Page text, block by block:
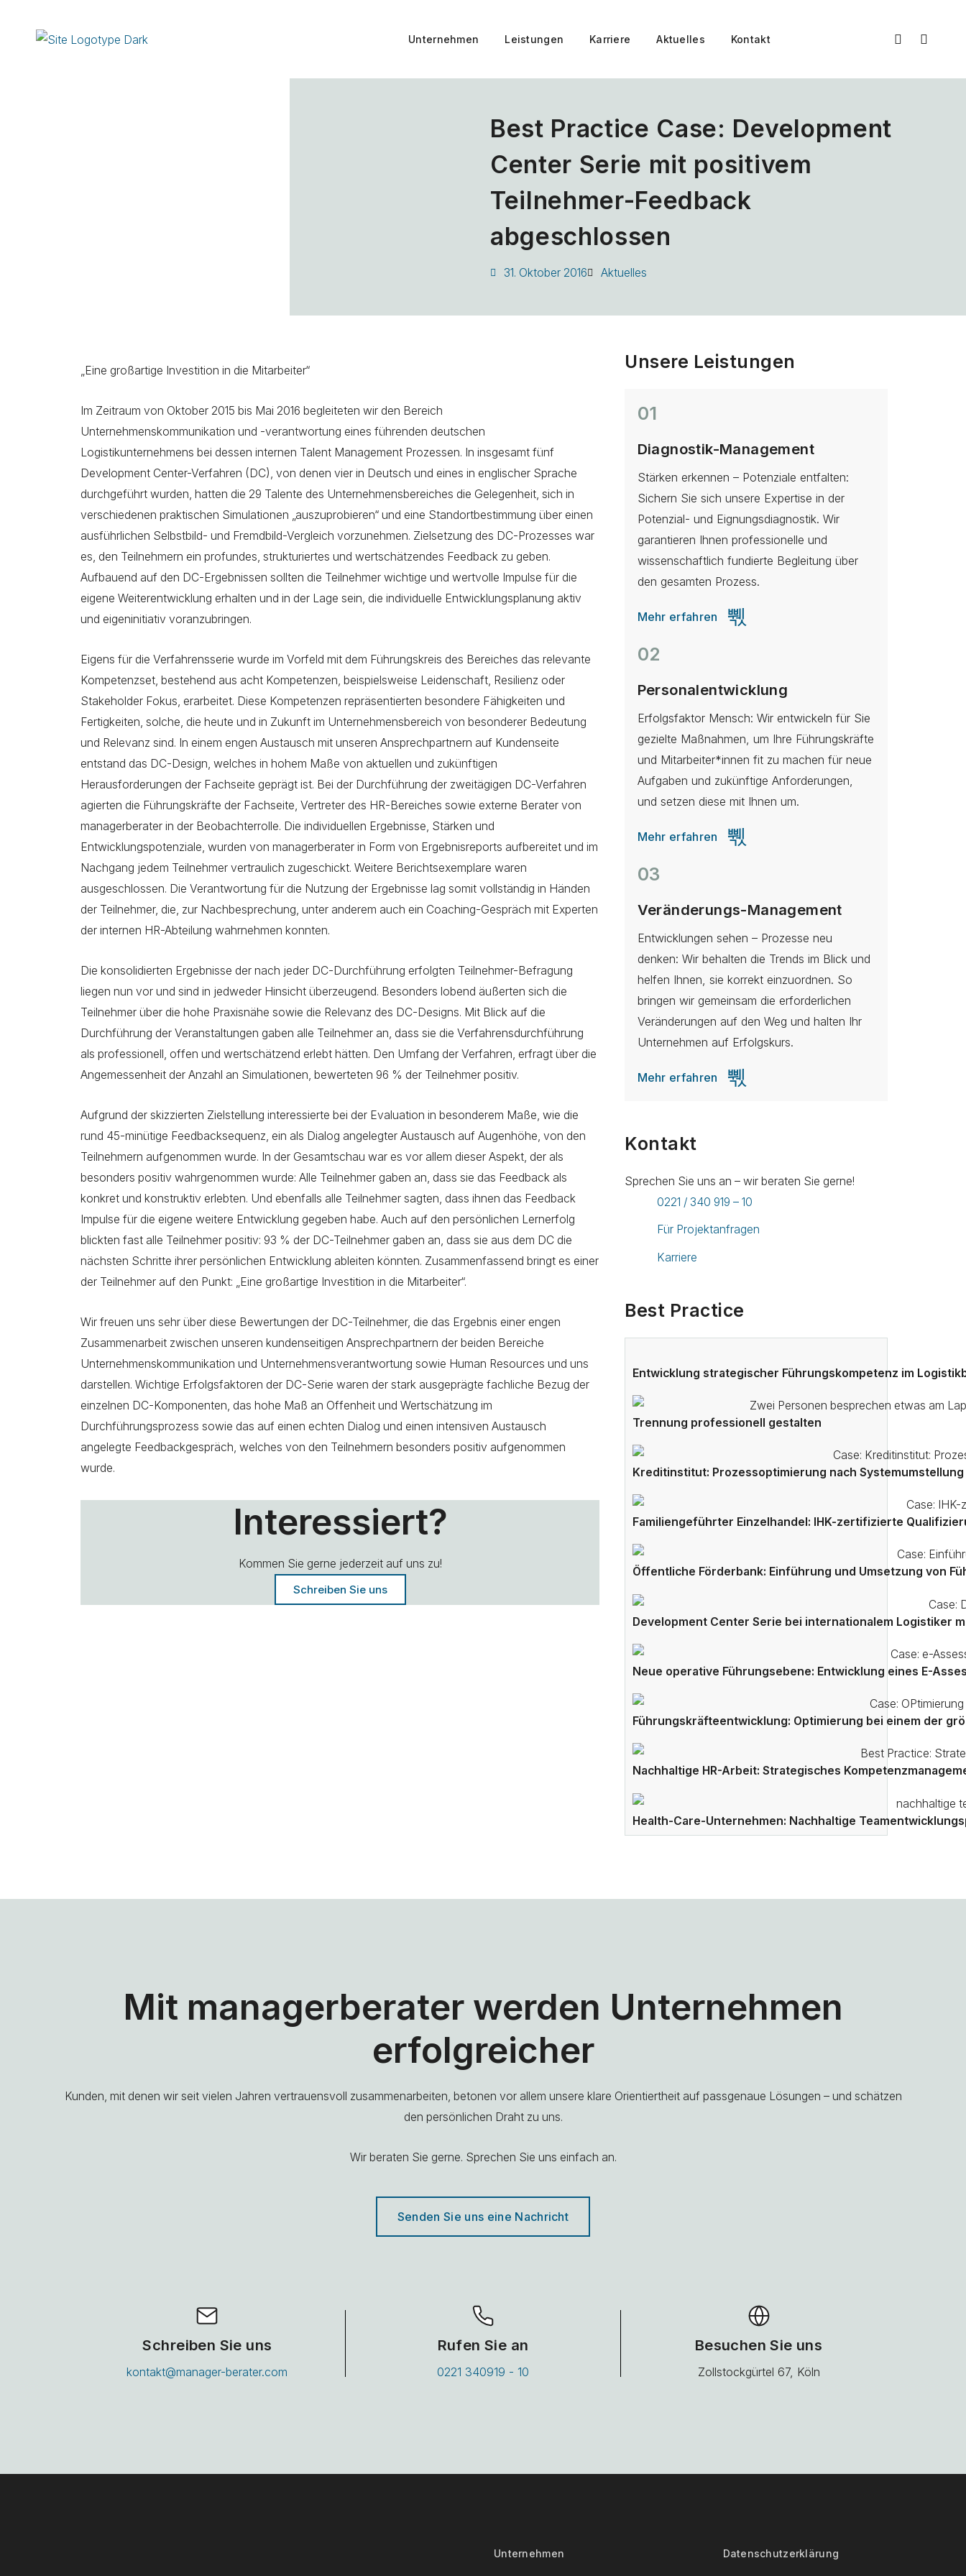
Unternehmen Leistungen Karriere Aktuelles Kontakt
Best Practice Case: Development
Center Serie mit positivem
Teilnehmer-Feedback
abgeschlossen
31. Oktober 2016 Aktuelles
„Eine großartige Investition in die Mitarbeiter“
Im Zeitraum von Oktober 2015 bis Mai 2016 begleiteten wir den Bereich
Unternehmenskommunikation und -verantwortung eines führenden deutschen
Logistikunternehmens bei dessen internen Talent Management Prozessen. In insgesamt fünf
Development Center-Verfahren (DC), von denen vier in Deutsch und eines in englischer Sprache
durchgeführt wurden, hatten die 29 Talente des Unternehmensbereiches die Gelegenheit, sich in
verschiedenen praktischen Simulationen „auszuprobieren“ und eine Standortbestimmung über einen
ausführlichen Selbstbild- und Fremdbild-Vergleich vorzunehmen. Zielsetzung des DC-Prozesses war
es, den Teilnehmern ein profundes, strukturiertes und wertschätzendes Feedback zu geben.
Aufbauend auf den DC-Ergebnissen sollten die Teilnehmer wichtige und wertvolle Impulse für die
eigene Weiterentwicklung erhalten und in der Lage sein, die individuelle Entwicklungsplanung aktiv
und eigeninitiativ voranzubringen.
Eigens für die Verfahrensserie wurde im Vorfeld mit dem Führungskreis des Bereiches das relevante
Kompetenzset, bestehend aus acht Kompetenzen, beispielsweise Leidenschaft, Resilienz oder
Stakeholder Fokus, erarbeitet. Diese Kompetenzen repräsentierten besondere Fähigkeiten und
Fertigkeiten, solche, die heute und in Zukunft im Unternehmensbereich von besonderer Bedeutung
und Relevanz sind. In einem engen Austausch mit unseren Ansprechpartnern auf Kundenseite
entstand das DC-Design, welches in hohem Maße von aktuellen und zukünftigen
Herausforderungen der Fachseite geprägt ist. Bei der Durchführung der zweitägigen DC-Verfahren
agierten die Führungskräfte der Fachseite, Vertreter des HR-Bereiches sowie externe Berater von
managerberater in der Beobachterrolle. Die individuellen Ergebnisse, Stärken und
Entwicklungspotenziale, wurden von managerberater in Form von Ergebnisreports aufbereitet und im
Nachgang jedem Teilnehmer vertraulich zugeschickt. Weitere Berichtsexemplare waren
ausgeschlossen. Die Verantwortung für die Nutzung der Ergebnisse lag somit vollständig in Händen
der Teilnehmer, die, zur Nachbesprechung, unter anderem auch ein Coaching-Gespräch mit Experten
der internen HR-Abteilung wahrnehmen konnten.
Die konsolidierten Ergebnisse der nach jeder DC-Durchführung erfolgten Teilnehmer-Befragung
liegen nun vor und sind in jedweder Hinsicht überzeugend. Besonders lobend äußerten sich die
Teilnehmer über die hohe Praxisnähe sowie die Relevanz des DC-Designs. Mit Blick auf die
Durchführung der Veranstaltungen gaben alle Teilnehmer an, dass sie die Verfahrensdurchführung
als professionell, offen und wertschätzend erlebt hätten. Den Umfang der Verfahren, erfragt über die
Angemessenheit der Anzahl an Simulationen, bewerteten 96 % der Teilnehmer positiv.
Aufgrund der skizzierten Zielstellung interessierte bei der Evaluation in besonderem Maße, wie die
rund 45-minütige Feedbacksequenz, ein als Dialog angelegter Austausch auf Augenhöhe, von den
Teilnehmern aufgenommen wurde. In der Gesamtschau war es vor allem dieser Aspekt, der als
besonders positiv wahrgenommen wurde: Alle Teilnehmer gaben an, dass sie das Feedback als
konkret und konstruktiv erlebten. Und ebenfalls alle Teilnehmer sagten, dass ihnen das Feedback
Impulse für die eigene weitere Entwicklung gegeben habe. Auch auf den persönlichen Lernerfolg
blickten fast alle Teilnehmer positiv: 93 % der DC-Teilnehmer gaben an, dass sie aus dem DC die
nächsten Schritte ihrer persönlichen Entwicklung ableiten könnten. Zusammenfassend bringt es einer
der Teilnehmer auf den Punkt: „Eine großartige Investition in die Mitarbeiter“.
Wir freuen uns sehr über diese Bewertungen der DC-Teilnehmer, die das Ergebnis einer engen
Zusammenarbeit zwischen unseren kundenseitigen Ansprechpartnern der beiden Bereiche
Unternehmenskommunikation und Unternehmensverantwortung sowie Human Resources und uns
darstellen. Wichtige Erfolgsfaktoren der DC-Serie waren der stark ausgeprägte fachliche Bezug der
einzelnen DC-Komponenten, das hohe Maß an Offenheit und Wertschätzung im
Durchführungsprozess sowie das auf einen echten Dialog und einen intensiven Austausch
angelegte Feedbackgespräch, welches von den Teilnehmern besonders positiv aufgenommen
wurde.
Interessiert?
Kommen Sie gerne jederzeit auf uns zu!
Schreiben Sie uns
Unsere Leistungen
01
Diagnostik-Management
Stärken erkennen – Potenziale entfalten:
Sichern Sie sich unsere Expertise in der
Potenzial- und Eignungsdiagnostik. Wir
garantieren Ihnen professionelle und
wissenschaftlich fundierte Begleitung über
den gesamten Prozess.
Mehr erfahren
02
Personalentwicklung
Erfolgsfaktor Mensch: Wir entwickeln für Sie
gezielte Maßnahmen, um Ihre Führungskräfte
und Mitarbeiter*innen fit zu machen für neue
Aufgaben und zukünftige Anforderungen,
und setzen diese mit Ihnen um.
Mehr erfahren
03
Veränderungs-Management
Entwicklungen sehen – Prozesse neu
denken: Wir behalten die Trends im Blick und
helfen Ihnen, sie korrekt einzuordnen. So
bringen wir gemeinsam die erforderlichen
Veränderungen auf den Weg und halten Ihr
Unternehmen auf Erfolgskurs.
Mehr erfahren
Kontakt
Sprechen Sie uns an – wir beraten Sie gerne!
0221 / 340 919 – 10
Für Projektanfragen
Karriere
Best Practice
Entwicklung strategischer Führungskompetenz im
Trennung professionell gestalten
Kreditinstitut: Prozessoptimierung nach Systemumstellung
Familiengeführter Einzelhandel: IHK-zertifizierte
Öffentliche Förderbank: Einführung und Umsetzung von
Development Center Serie bei internationalem Logistiker
Neue operative Führungsebene: Entwicklung eines E-
Führungskräfteentwicklung: Optimierung bei einem der
Nachhaltige HR-Arbeit: Strategisches
Health-Care-Unternehmen: Nachhaltige
Mit managerberater werden Unternehmen
erfolgreicher
Kunden, mit denen wir seit vielen Jahren vertrauensvoll zusammenarbeiten, betonen vor allem unsere klare Orientiertheit auf passgenaue Lösungen – und schätzen
den persönlichen Draht zu uns.
Wir beraten Sie gerne. Sprechen Sie uns einfach an.
Senden Sie uns eine Nachricht
Schreiben Sie uns
kontakt@manager-berater.com
Rufen Sie an
0221 340919 - 10
Besuchen Sie uns
Zollstockgürtel 67, Köln
Unternehmen Datenschutzerklärung